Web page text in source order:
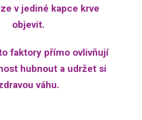
v jediné kapce krve
objevit.
faktory přímo ovlivňují
hubnout a udržet si
váhu.